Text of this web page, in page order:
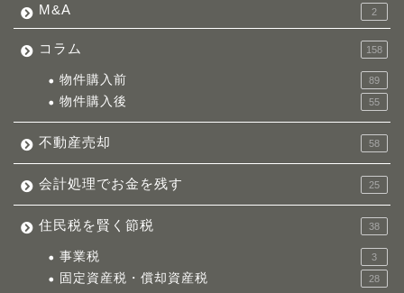
M&A 2
コラム 158
物件購入前 89
物件購入後 55
不動産売却 58
会計処理でお金を残す 25
住民税を賢く節税 38
事業税 3
固定資産税・償却資産税 28